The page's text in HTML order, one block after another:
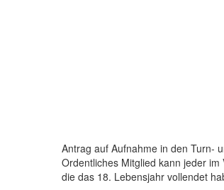
Antrag auf Aufnahme in den Turn-
Ordentliches Mitglied kann jeder
die das 18. Lebensjahr vollendet